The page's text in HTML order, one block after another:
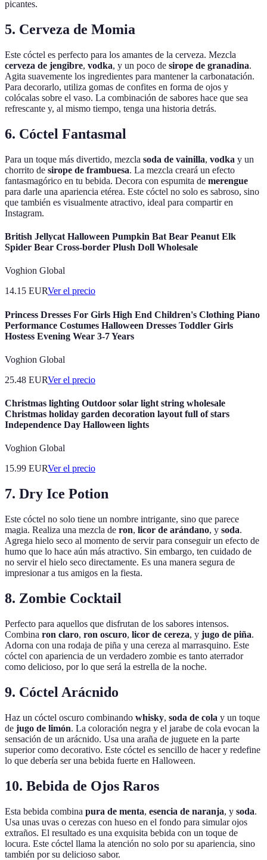
picantes.
5. Cerveza de Momia
Este cóctel es perfecto para los amantes de la cerveza. Mezcla
cerveza de jengibre, vodka, y un poco de sirope de granadina.
Agita suavemente los ingredientes para mantener la carbonatación.
Para decorarlo, utiliza gomas de confites en forma de ojos y
colócalas sobre el vaso. La combinación de sabores hace que sea
refrescante y, al mismo tiempo, tenga una historia detrás.
6. Cóctel Fantasmal
Para un toque más divertido, mezcla soda de vainilla, vodka y un
chorrito de sirope de frambuesa. La mezcla creará un efecto
fantasmagórico en tu bebida. Decora con espumita de merengue
para darle una apariencia etérea. Este cóctel no solo es sabroso, sino
que también es visualmente atractivo, ideal para compartir en
Instagram.
British Jellycat Halloween Pumpkin Bat Bear Peanut Elk
Spider Bear Cross-border Plush Doll Wholesale
Voghion Global
14.15 EURVer el precio
Princess Dresses For Girls High End Children's Clothing Piano
Performance Costumes Halloween Dresses Toddler Girls
Hostess Evening Wear 3-7 Years
Voghion Global
25.48 EURVer el precio
Christmas lighting Outdoor solar light string wholesale
Christmas holiday garden decoration layout full of stars
Independence Day Halloween lights
Voghion Global
15.99 EURVer el precio
7. Dry Ice Potion
Este cóctel no solo tiene un nombre intrigante, sino que parece
magia. Realiza una mezcla de ron, licor de arándano, y soda.
Agrega hielo seco al momento de servir para conseguir un efecto de
humo que lo hace aún más atractivo. Sin embargo, ten cuidado de
no servir el hielo seco directamente. Es una manera segura de
impresionar a tus amigos en la fiesta.
8. Zombie Cocktail
Perfecto para aquellos que disfrutan de los sabores intensos.
Combina ron claro, ron oscuro, licor de cereza, y jugo de piña.
Adorna con una rodaja de piña y una cereza al marrasquino. Este
cóctel con apariencia de un verdadero zombie es tanto aterrador
como delicioso, por lo que será la estrella de la noche.
9. Cóctel Arácnido
Haz un cóctel oscuro combinando whisky, soda de cola y un toque
de jugo de limón. La coloración negra y el jarabe de cola evocan la
sensación de un arácnido. Usa una araña de juguete en la parte
superior como decorativo. Este cóctel es sencillo de hacer y redefine
lo que debería ser una bebida fuerte en Halloween.
10. Bebida de Ojos Raros
Esta bebida combina pura de menta, esencia de naranja, y soda.
Usa unas uvas o cerezas con hueso en el fondo para simular ojos
extraños. El resultado es una exquisita bebida con un toque de
locura. Este cóctel llama la atención no solo por su apariencia, sino
también por su delicioso sabor.